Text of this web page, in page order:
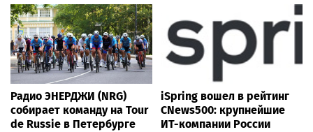
Радио ЭНЕРДЖИ (NRG)
собирает команду на Tour
de Russie в Петербурге
iSpring вошел в рейтинг
CNews500: крупнейшие
ИТ-компании России